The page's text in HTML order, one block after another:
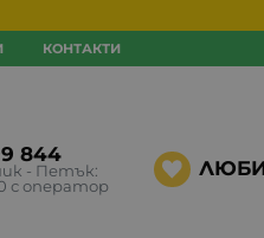
КОНТАКТИ
844
- Петък:
с оператор